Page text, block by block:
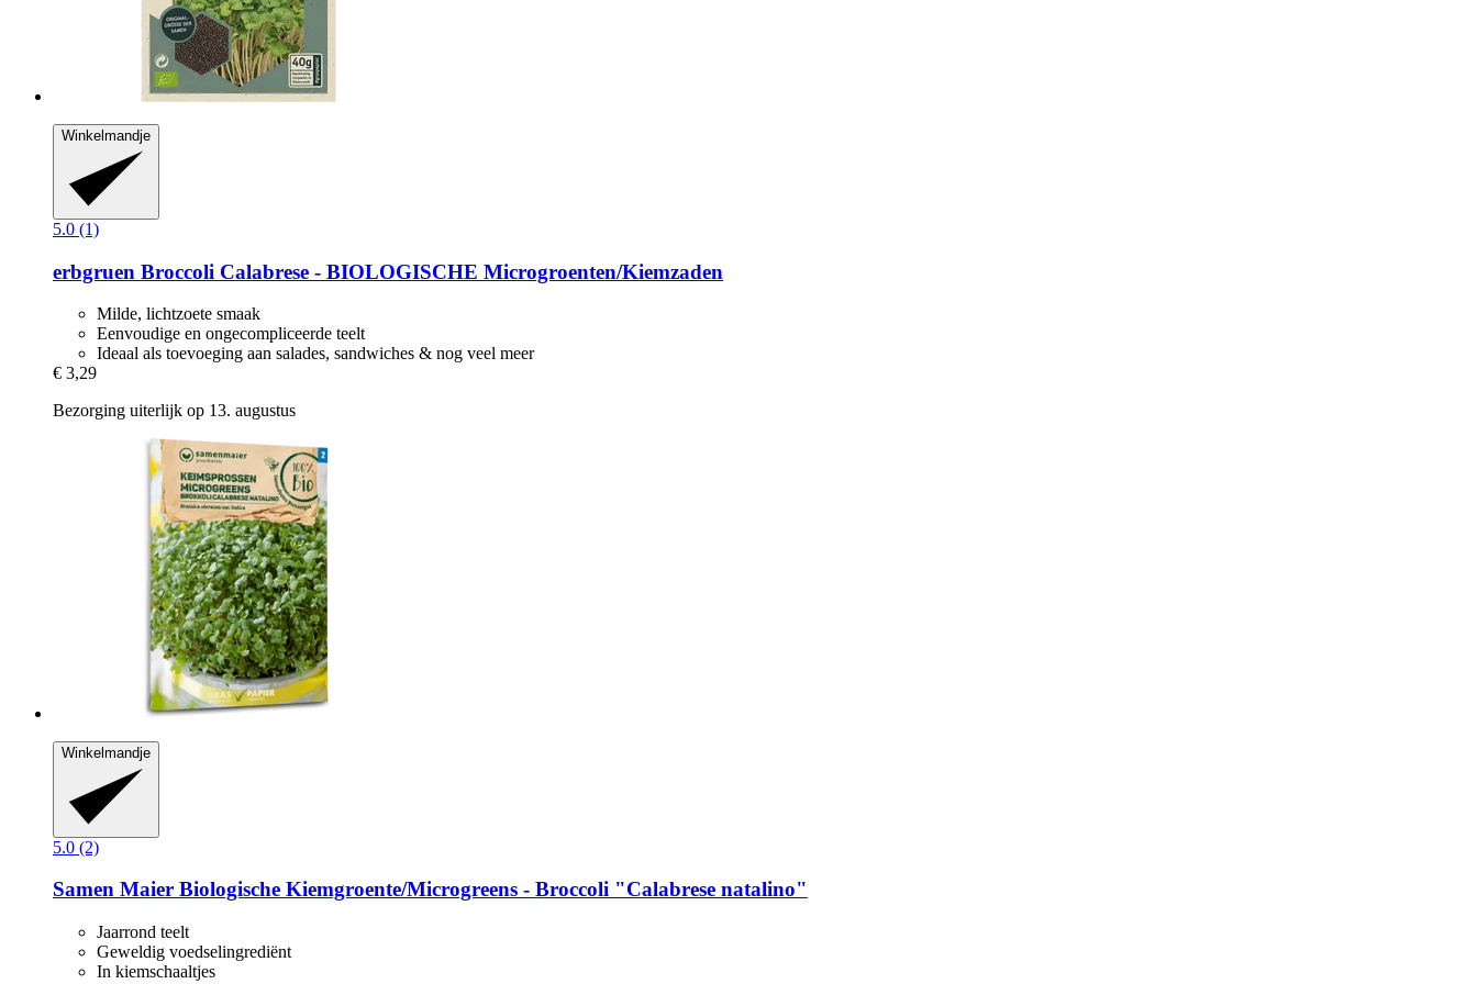
Winkelmandje
5.0 (1)
erbgruen Broccoli Calabrese -​ BIOLOGISCHE Microgroenten/Kiemzaden
Milde, lichtzoete smaak
Eenvoudige en ongecompliceerde teelt
Ideaal als toevoeging aan salades, sandwiches & nog veel meer
€ 3,29
Bezorging uiterlijk op 13. augustus
Winkelmandje
5.0 (2)
Samen Maier Biologische Kiemgroente/Microgreens -​ Broccoli "Calabrese natalino"
Jaarrond teelt
Geweldig voedselingrediënt
In kiemschaaltjes